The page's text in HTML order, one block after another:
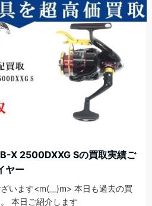
X 2500DXXG Sの買取実績ご
ヤー
います<m(__)m> 本日も過去の買
本日ご紹介します